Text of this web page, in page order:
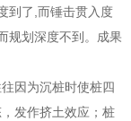
到了,而锤击贯入度
规划深度不到。成果
因为沉桩时使桩四
发作挤土效应；桩